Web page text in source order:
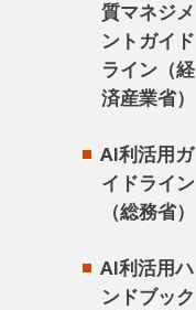
質マネジメ
ントガイド
ライン（経
済産業省）
AI利活用ガ
イドライン
（総務省）
AI利活用ハ
ンドブック